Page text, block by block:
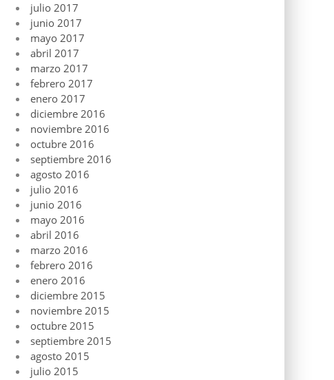
julio 2017
junio 2017
mayo 2017
abril 2017
marzo 2017
febrero 2017
enero 2017
diciembre 2016
noviembre 2016
octubre 2016
septiembre 2016
agosto 2016
julio 2016
junio 2016
mayo 2016
abril 2016
marzo 2016
febrero 2016
enero 2016
diciembre 2015
noviembre 2015
octubre 2015
septiembre 2015
agosto 2015
julio 2015